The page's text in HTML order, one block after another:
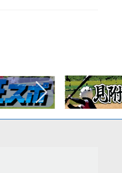
施設予約の流れ / 各種様式